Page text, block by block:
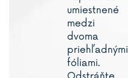
umiestnené
medzi
dvoma
priehľadnými
fóliami.